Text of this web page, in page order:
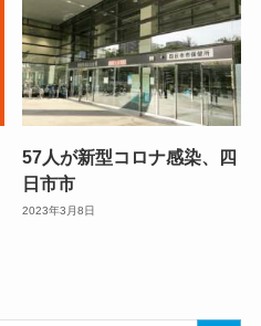
57人が新型コロナ感染、四
日市市
2023年3月8日